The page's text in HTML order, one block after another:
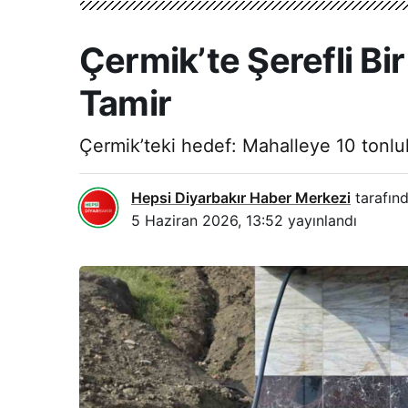
Çermik’te Şerefli
Tamir
Çermik’teki hedef: Mahalleye 10
Hepsi Diyarbakır Haber Merkezi
5 Haziran 2026, 13:52 yayınlandı